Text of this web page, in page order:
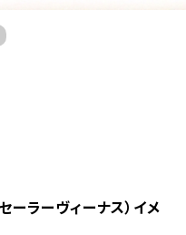
ーラーヴィーナス）イメ